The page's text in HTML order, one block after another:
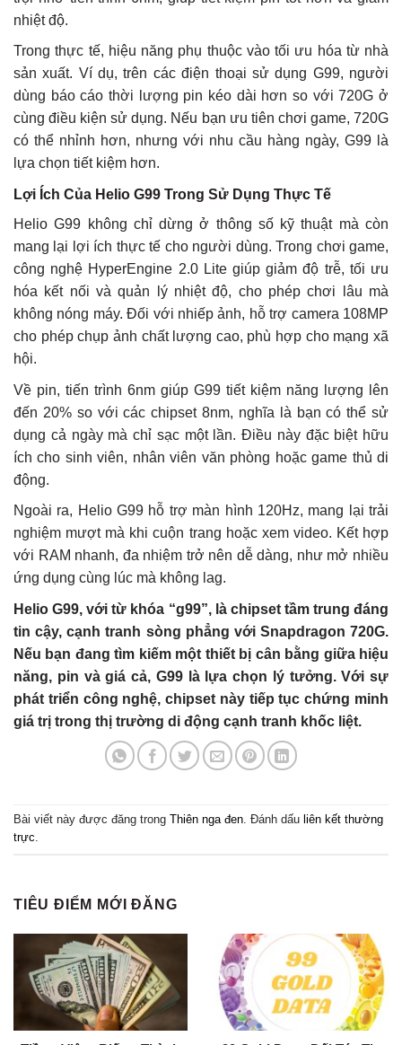
nhiệt độ.
Trong thực tế, hiệu năng phụ thuộc vào tối ưu hóa từ nhà
sản xuất. Ví dụ, trên các điện thoại sử dụng G99, người
dùng báo cáo thời lượng pin kéo dài hơn so với 720G ở
cùng điều kiện sử dụng. Nếu bạn ưu tiên chơi game, 720G
có thể nhỉnh hơn, nhưng với nhu cầu hàng ngày, G99 là
lựa chọn tiết kiệm hơn.
Lợi Ích Của Helio G99 Trong Sử Dụng Thực Tế
Helio G99 không chỉ dừng ở thông số kỹ thuật mà còn
mang lại lợi ích thực tế cho người dùng. Trong chơi game,
công nghệ HyperEngine 2.0 Lite giúp giảm độ trễ, tối ưu
hóa kết nối và quản lý nhiệt độ, cho phép chơi lâu mà
không nóng máy. Đối với nhiếp ảnh, hỗ trợ camera 108MP
cho phép chụp ảnh chất lượng cao, phù hợp cho mạng xã
hội.
Về pin, tiến trình 6nm giúp G99 tiết kiệm năng lượng lên
đến 20% so với các chipset 8nm, nghĩa là bạn có thể sử
dụng cả ngày mà chỉ sạc một lần. Điều này đặc biệt hữu
ích cho sinh viên, nhân viên văn phòng hoặc game thủ di
động.
Ngoài ra, Helio G99 hỗ trợ màn hình 120Hz, mang lại trải
nghiệm mượt mà khi cuộn trang hoặc xem video. Kết hợp
với RAM nhanh, đa nhiệm trở nên dễ dàng, như mở nhiều
ứng dụng cùng lúc mà không lag.
Helio G99, với từ khóa “g99”, là chipset tầm trung đáng
tin cậy, cạnh tranh sòng phẳng với Snapdragon 720G.
Nếu bạn đang tìm kiếm một thiết bị cân bằng giữa hiệu
năng, pin và giá cả, G99 là lựa chọn lý tưởng. Với sự
phát triển công nghệ, chipset này tiếp tục chứng minh
giá trị trong thị trường di động cạnh tranh khốc liệt.
Bài viết này được đăng trong Thiên nga đen . Đánh dấu liên kết thường
trực
TIÊU ĐIỂM MỚI ĐĂNG